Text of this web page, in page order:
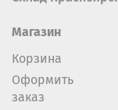
Магазин
Корзина
Оформить
заказ